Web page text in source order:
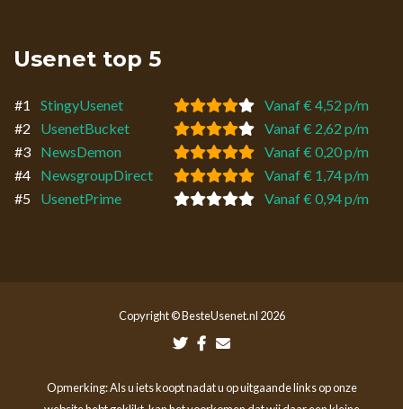
Usenet top 5
#1 StingyUsenet
Vanaf € 4,52 p/m
#2
UsenetBucket
Vanaf € 2,62 p/m
#3
NewsDemon
Vanaf € 0,20 p/m
#4
NewsgroupDirect
Vanaf € 1,74 p/m
#5
UsenetPrime Vanaf € 0,94 p/m
Copyright © BesteUsenet.nl 2026
Opmerking: Als u iets koopt nadat u op uitgaande links op onze